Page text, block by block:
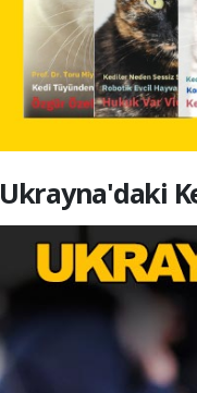
Ukrayna'daki